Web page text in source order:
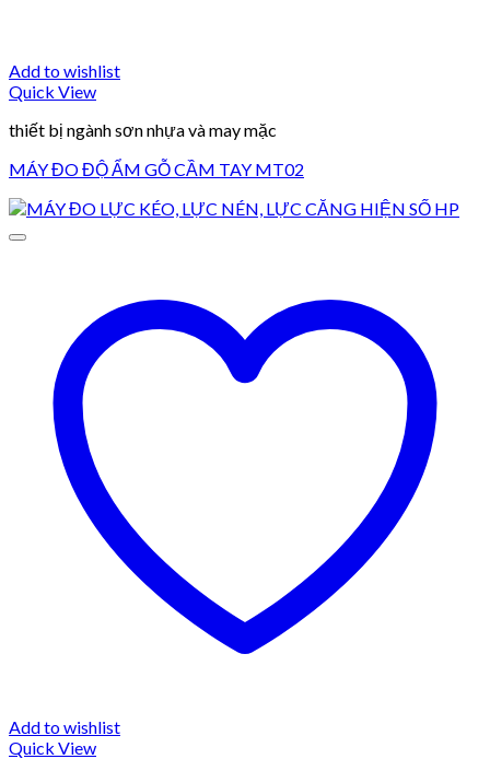
Add to wishlist
Quick View
thiết bị ngành sơn nhựa và may mặc
MÁY ĐO ĐỘ ẨM GỖ CẦM TAY MT02
Add to wishlist
Quick View